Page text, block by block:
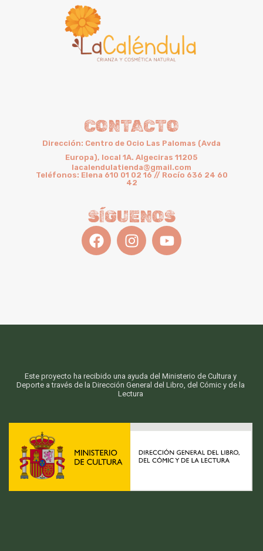
CONTACTO
Dirección: Centro de Ocio Las Palomas (Avda
Europa), local 1A. Algeciras 11205
lacalendulatienda@gmail.com
Teléfonos: Elena 610 01 02 16 // Rocío 636 24 60
42
SÍGUENOS
Este proyecto ha recibido una ayuda del Ministerio de Cultura y
Deporte a través de la Dirección General del Libro, del Cómic y de la
Lectura